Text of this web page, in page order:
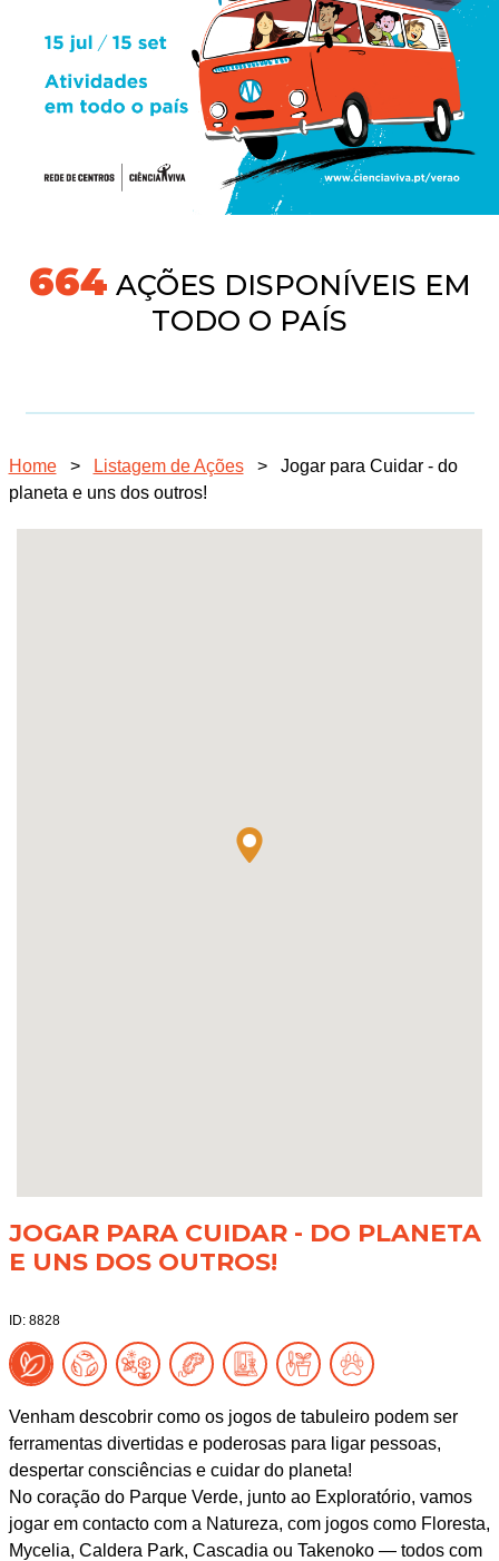
718AÇÕES DISPONÍVEIS EM
TODO O PAÍS
Home > Listagem de Ações >
Jogar para Cuidar - do
planeta e uns dos outros!
JOGAR PARA CUIDAR - DO PLANETA
E UNS DOS OUTROS!
ID: 8828
Venham descobrir como os jogos de tabuleiro podem ser
ferramentas divertidas e poderosas para ligar pessoas,
despertar consciências e cuidar do planeta!
No coração do Parque Verde, junto ao Exploratório, vamos
jogar em contacto com a Natureza, com jogos como Floresta,
Mycelia, Caldera Park, Cascadia ou Takenoko — todos com